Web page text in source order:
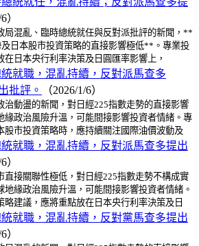
）
局混亂、臨時總統就任與反對派批評的新聞，**
日本股市投資策略的直接影響極低**。專業投
在日本央行利率決策及日圓匯率影響上，
就職，混亂持續，反對派馬查多
批評。
（2026/1/6）
治動盪的新聞，對日經225指數走勢的直接影響
緣政治風險升溫，可能間接影響投資者情緒。專
股市投資策略時，應持續關注國際油價波動及
就職，混亂持續，反對派馬查多提出
）
直接關聯性極低，對日經225指數走勢不構成實
地緣政治風險升溫，可能間接影響投資者情緒。
略建議，應將重點放在日本央行利率決策及日
就職，混亂持續，反對黨馬查多提出
）